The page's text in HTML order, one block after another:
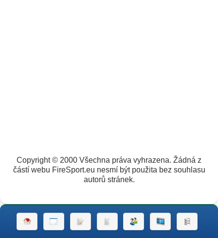
Copyright © 2000 Všechna práva vyhrazena. Žádná z
částí webu FireSport.eu nesmí být použita bez souhlasu
autorů stránek.